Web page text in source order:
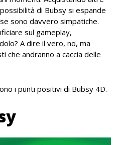
di Bubsy si espande
sono davvero simpatiche.
sul gameplay,
A dire il vero, no, ma
che andranno a caccia delle
i punti positivi di Bubsy 4D.